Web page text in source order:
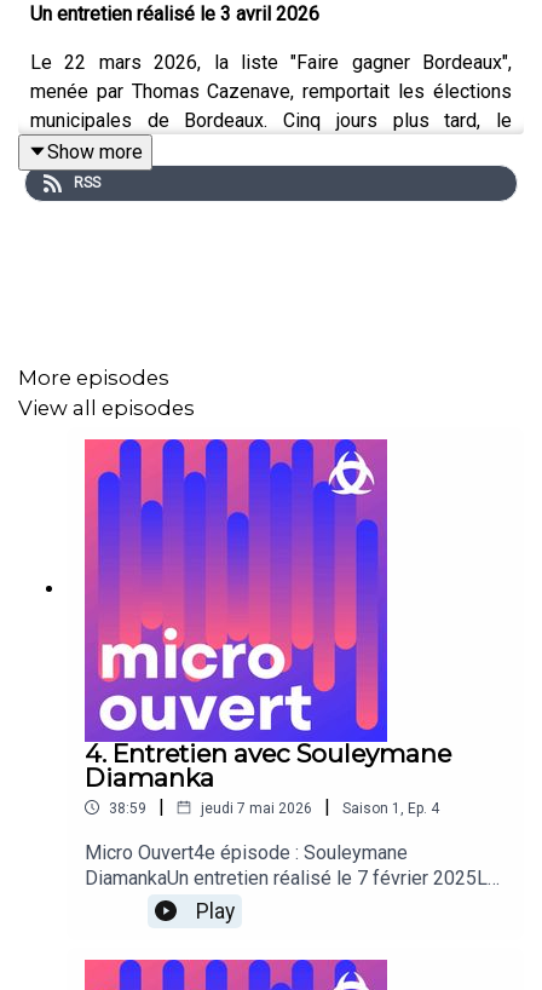
Un entretien réalisé le 3 avril 2026
Le 22 mars 2026, la liste "Faire gagner Bordeaux",
menée par Thomas Cazenave, remportait les élections
municipales de Bordeaux. Cinq jours plus tard, le
nouveau maire était élu lors de la première séance du
Conseil municipal. Ces premiers jours de mandat sont
l'occasion de mieux connaître Thomas Cazenave, de ses
Show more
RSS
More episodes
View all episodes
4. Entretien avec Souleymane
Diamanka
38:59 | jeudi 7 mai 2026 | Saison 1 , Ep. 4
Micro Ouvert4e épisode : Souleymane
DiamankaUn entretien réalisé le 7 février 2025Le
poète-slameur Souleymane Diamanka est un
enfant de Bordeaux, et plus précisément du
quartier des Aubiers. Après avoir démarré sa
route artistique en prenant la roue du rap français
Play